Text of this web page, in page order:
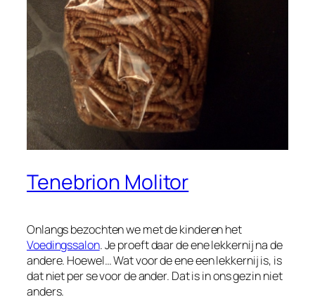
Tenebrion Molitor
Onlangs bezochten we met de kinderen het
Voedingssalon. Je proeft daar de ene lekkernij na de
andere. Hoewel… Wat voor de ene een lekkernij is, is
dat niet per se voor de ander. Dat is in ons gezin niet
anders.